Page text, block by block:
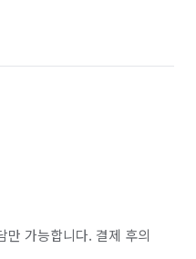
만 가능합니다. 결제 후의